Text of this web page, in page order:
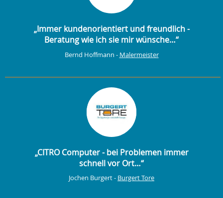
„Immer kundenorientiert und freundlich -
Beratung wie ich sie mir wünsche…“
Bernd Hoffmann - Malermeister
„CITRO Computer - bei Problemen immer
schnell vor Ort…“
Jochen Burgert - Burgert Tore